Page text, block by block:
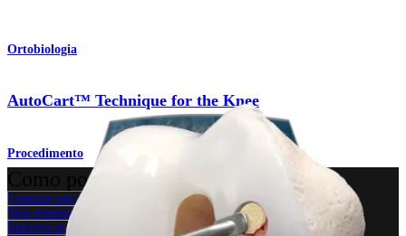
Ortobiologia
AutoCart™ Technique for the Knee
Procedimento
Como podemos ajudar?
Contacte um representante
Veja eventos, laboratórios e oportunidades educacionais
Inscreva-se para receber: O que há de novo na Arthrex?